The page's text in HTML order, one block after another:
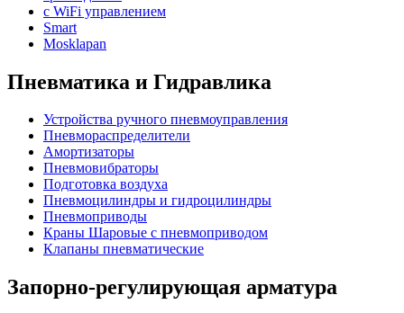
с WiFi управлением
Smart
Mosklapan
Пневматика и Гидравлика
Устройства ручного пневмоуправления
Пневмораспределители
Амортизаторы
Пневмовибраторы
Подготовка воздуха
Пневмоцилиндры и гидроцилиндры
Пневмоприводы
Краны Шаровые с пневмоприводом
Клапаны пневматические
Запорно-регулирующая арматура